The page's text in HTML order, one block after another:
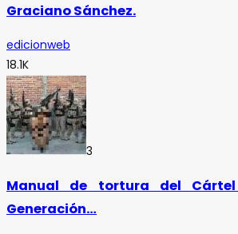
Graciano Sánchez.
edicionweb
18.1K
3
Manual de tortura del
Generación…